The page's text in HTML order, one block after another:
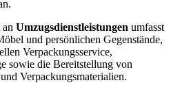
Umzugsdienstleistungen umfasst
und persönlichen Gegenstände,
Verpackungsservice,
sowie die Bereitstellung von
Verpackungsmaterialien.